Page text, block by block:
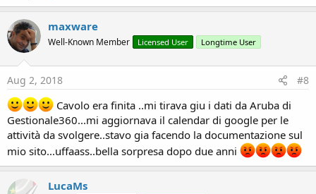
maxware
Well-Known Member Licensed User Longtime User
Aug 2, 2018 #8
Cavolo era finita ..mi tirava giu i dati da Aruba di
Gestionale360...mi aggiornava il calendar di google per le
attività da svolgere..stavo gia facendo la documentazione sul
mio sito...uffaass..bella sorpresa dopo due anni
LucaMs